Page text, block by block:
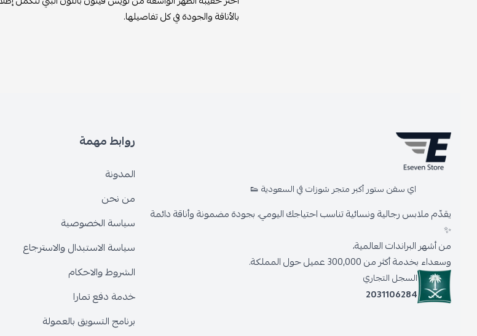
بالأناقة والجودة في كل تفاصيلها.
اي سفن ستور أكبر متجر شوزات في السعودية 👟
يقدّم ملابس رجالية ونسائية تناسب احتياجك اليومي، بجودة مضمونة وأناقة دائمة
من أشهر البراندات العالمية،
وسعداء بخدمة أكثر من 300,000 عميل حول المملكة.
السجل التجاري
2031106284
روابط مهمة
المدونة
من نحن
سياسة الخصوصية
سياسة الاستبدال والاسترجاع
الشروط والاحكام
خدمة دفع تمارا
برنامج التسويق بالعمولة